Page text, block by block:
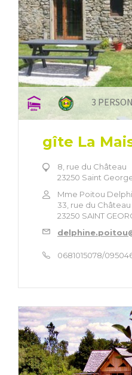
3
gîte La
8, rue du Château
23250 Saint
Mme Poitou
33, rue du Château
23250 SAINT
0681015078/